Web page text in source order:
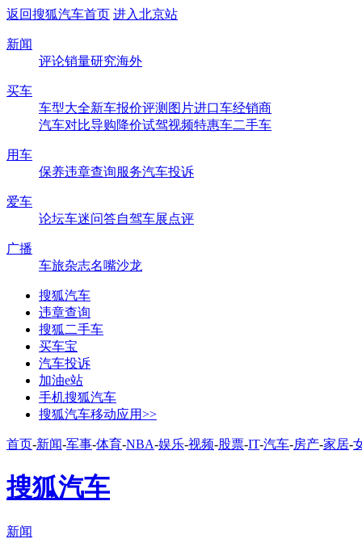
返回搜狐汽车首页 进入北京站
新闻
评论销量研究海外
买车
车型大全新车报价评测 图片进口车经销商
汽车对比导购降价试驾视频特惠车二手车
用车
保养违章查询服务汽车投诉
爱车
论坛车迷问答自驾车展点评
广播
车旅杂志名嘴沙龙
搜狐汽车
违章查询
搜狐二手车
买车宝
汽车投诉
加油e站
手机搜狐汽车
搜狐汽车移动应用>>
首页-新闻-军事-体育-NBA-娱乐-视频-股票-IT-汽车-房产-家居-
搜狐汽车
新闻